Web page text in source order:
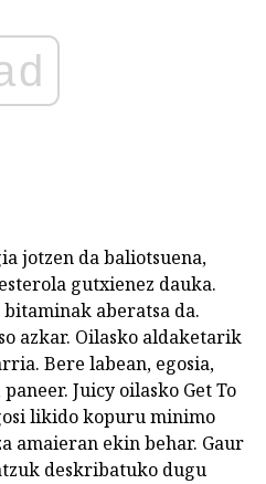
jotzen da baliotsuena,
gutxienez dauka.
aberatsa da.
azkar. Oilasko aldaketarik
Bere labean, egosia,
Juicy oilasko Get To
likido kopuru minimo
amaieran ekin behar. Gaur
deskribatuko dugu